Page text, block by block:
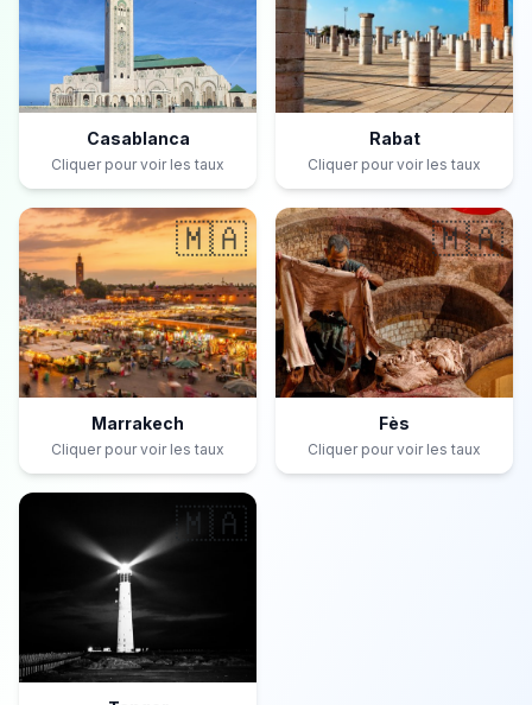
Casablanca
Cliquer pour voir les taux
Rabat
Cliquer pour voir les taux
🇲🇦
Marrakech
Cliquer pour voir les taux
🇲🇦
Fès
Cliquer pour voir les taux
🇲🇦